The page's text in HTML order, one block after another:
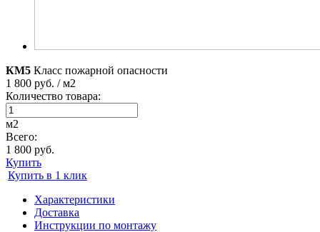
КМ5 Класс пожарной опасности
1 800 руб. / м2
Количество товара:
м2
Всего:
1 800 руб.
Купить
Купить в 1 клик
Характеристики
Доставка
Инструкции по монтажу